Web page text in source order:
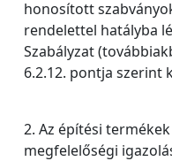
honosított
rendelettel hatályba
Szabályzat
6.2.12. pontja szerint
2. Az építési
megfelelőségi